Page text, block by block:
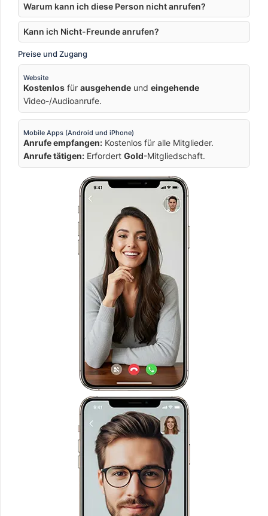
Warum kann ich diese Person nicht anrufen?
Kann ich Nicht-Freunde anrufen?
Preise und Zugang
Website
Kostenlos für ausgehende und eingehende
Video-/Audioanrufe.
Mobile Apps (Android und iPhone)
Anrufe empfangen: Kostenlos für alle Mitglieder.
Anrufe tätigen: Erfordert Gold-Mitgliedschaft.